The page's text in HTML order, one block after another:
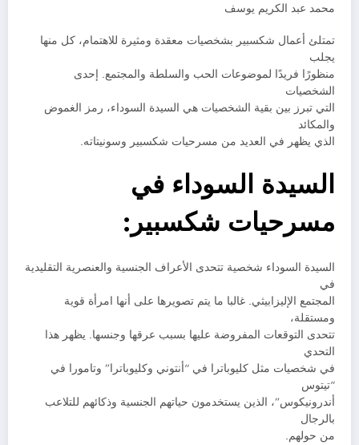
محمد عبد الكريم يوسف
تمتلئ أعمال شكسبير بشخصيات معقدة ومثيرة للاهتمام، كل منها
يجلب
منظورًا فريدًا لموضوعات الحب والسلطة والمجتمع. إحدى
الشخصيات
التي تبرز بين بقية الشخصيات هي السيدة السوداء، رمز الغموض
والمكائد
الذي يظهر في العديد من مسرحيات شكسبير وسونيتاته.
السيدة السوداء في
مسرحيات شكسبير:
السيدة السوداء شخصية تتحدى الأعراف الجنسية والعنصرية التقليدية
في
المجتمع الإليزابيثي. غالبا ما يتم تصويرها على أنها امرأة قوية
ومستقلة،
تتحدى التوقعات المفروضة عليها بسبب عرقها وجنسها. يظهر هذا
التحدي
في شخصيات مثل كليوباترا في “أنتوني وكليوباترا” وتامورا في
“تيتوس
أندرونيكوس”، الذين يستخدمون حياتهم الجنسية وذكائهم للتلاعب
بالرجال
من حولهم.